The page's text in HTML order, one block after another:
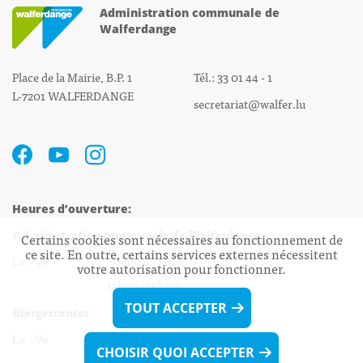
Administration communale de
Walferdange
Place de la Mairie, B.P. 1
L-7201 WALFERDANGE
Tél.: 33 01 44 - 1
secretariat@walfer.lu
Heures d’ouverture:
Administration communale de Walferdange
Lu - Ve 08h00 - 11h30
13h30 - 16h00
Lu - Ve 08h00 - 11h30
Certains cookies sont nécessaires au fonctionnement de
ce site. En outre, certains services externes nécessitent
votre autorisation pour fonctionner.
TOUT ACCEPTER
CHOISIR QUOI ACCEPTER